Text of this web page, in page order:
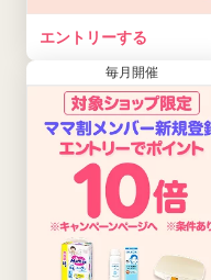
エントリーする
毎月開催